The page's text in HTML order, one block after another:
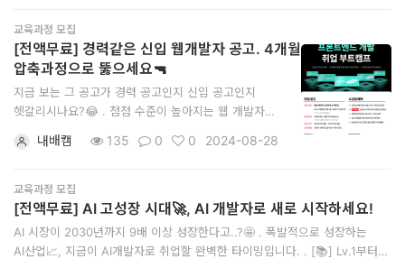
트
관
리
터
사
이
교육과정 모집
[전액무료] 경력같은 신입 웹개발자 공고. 4개월
압축과정으로 뚫으세요🔫
지금 보는 그 공고가 경력 공고인지 신입 공고인지
헷갈리시나요?😂 . 점점 수준이 높아지는 웹 개발자
프론트엔드 개발 부트캠프🌟] . [♾] 취업할 수 밖에 없는
수료후 4단계 취업지원까지! [🚀] 스파르타가 첫 지원-최종
합격까지 함께합니다
내배캠 135 0 0 2024-08-28
교육과정 모집
[전액무료] AI 고성장 시대🚀, AI 개발자로 새로 시작하세요!
AI 시장이 2030년까지 9배 이상 성장한다고..?🤩 . 폭발적으로 성장하는
AI산업📈, 지금이 AI개발자로 취업할 완벽한 타이밍입니다. . [📚] Lv.1부터